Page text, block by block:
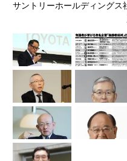
サントリーホールディングス